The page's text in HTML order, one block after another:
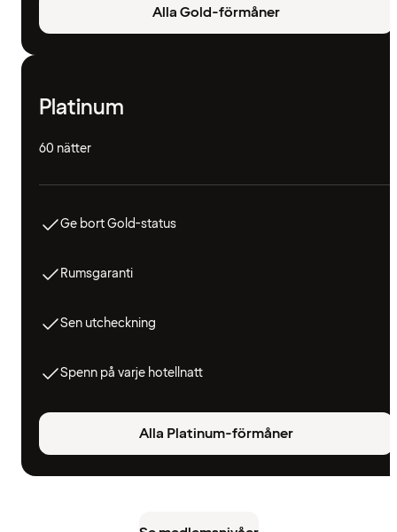
Alla Gold-förmåner
Platinum
60 nätter
Ge bort Gold-status
Rumsgaranti
Sen utcheckning
Spenn på varje hotellnatt
Alla Platinum-förmåner